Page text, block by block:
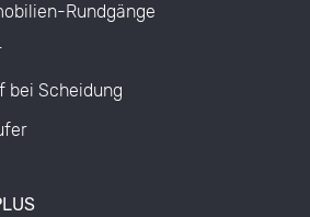
Rundgänge
bei Scheidung